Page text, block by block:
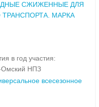
СЖИЖЕННЫЕ ДЛЯ
МАРКА
в год участия:
НПЗ
всесезонное